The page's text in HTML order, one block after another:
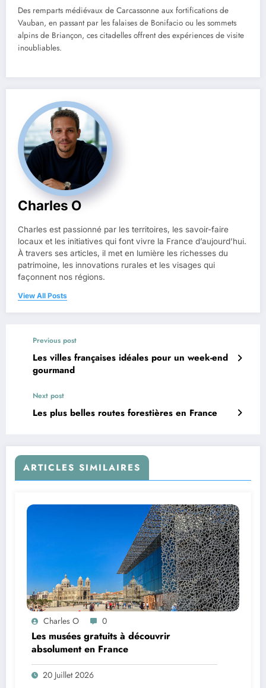
Des remparts médiévaux de Carcassonne aux fortifications de
Vauban, en passant par les falaises de Bonifacio ou les sommets
alpins de Briançon, ces citadelles offrent des expériences de visite
inoubliables.
Charles O
Charles est passionné par les territoires, les savoir-faire
locaux et les initiatives qui font vivre la France d’aujourd’hui.
À travers ses articles, il met en lumière les richesses du
patrimoine, les innovations rurales et les visages qui
façonnent nos régions.
View All Posts
Previous post
Les villes françaises idéales pour un week-end
gourmand
Next post
Les plus belles routes forestières en France
ARTICLES SIMILAIRES
Charles O 0
Les musées gratuits à découvrir
absolument en France
20 Juillet 2026